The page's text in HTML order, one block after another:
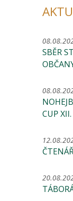
SBĚR
CUP XII.